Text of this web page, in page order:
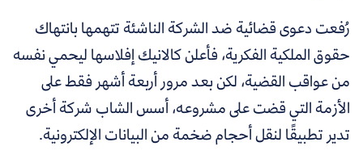
رُفعت دعوى قضائية ضد الشركة الناشئة تتهمها بانتهاك
حقوق الملكية الفكرية، فأعلن كالانيك إفلاسها ليحمي نفسه
من عواقب القضية، لكن بعد مرور أربعة أشهر فقط على
الأزمة التي قضت على مشروعه، أسس الشاب شركة أخرى
تدير تطبيقًا لنقل أحجام ضخمة من البيانات الإلكترونية.